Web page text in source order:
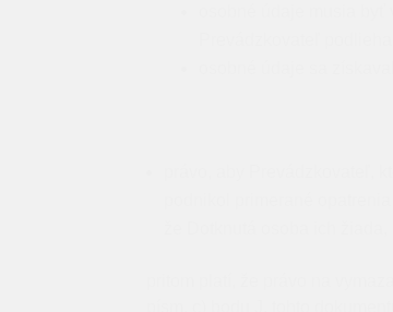
osobné údaje musia
osobné údaje sa
právo, aby Prevádzkovateľ,
podnikol primerané
že Dotknutá osoba ich
právo na